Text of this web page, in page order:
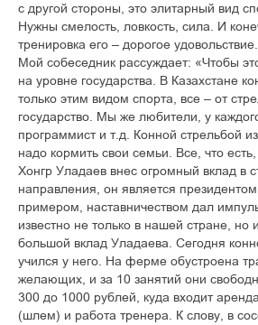
с другой стороны, это элитарный вид
Нужны смелость, ловкость, сила. И
тренировка его – дорогое удовольствие.
Мой собеседник рассуждает: «Чтобы
на уровне государства. В Казахстане
только этим видом спорта, все – от
государство. Мы же любители, у
программист и т.д. Конной стрельбой
надо кормить свои семьи. Все, что
Хонгр Уладаев внес огромный вклад в
направления, он является
примером, наставничеством дал
известно не только в нашей стране,
большой вклад Уладаева. Сегодня
учился у него. На ферме обустроена
желающих, и за 10 занятий они
300 до 1000 рублей, куда входит
(шлем) и работа тренера. К слову, в